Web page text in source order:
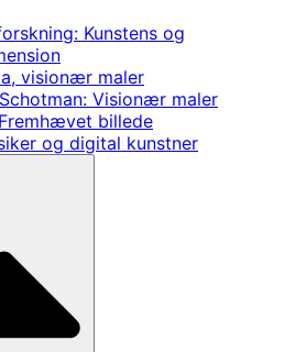
Kunstens og
Visionær maler
og digital kunstner